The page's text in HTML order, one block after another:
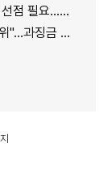
시간제 손봐야"
15조원 전망